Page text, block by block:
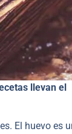
llevan el
El huevo es